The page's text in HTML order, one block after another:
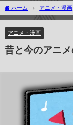
ホーム アニメ・漫画
アニメ・漫画
昔と今のアニ